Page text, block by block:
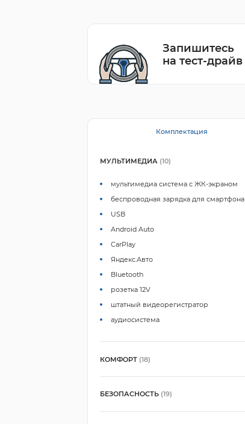
Запишитесь
на тест-драйв
Комплектация
МУЛЬТИМЕДИА (10)
мультимедиа система с ЖК-экраном
беспроводная зарядка для смартфона
USB
Android Auto
CarPlay
Яндекс.Авто
Bluetooth
розетка 12V
штатный видеорегистратор
аудиосистема
КОМФОРТ (18)
БЕЗОПАСНОСТЬ (19)